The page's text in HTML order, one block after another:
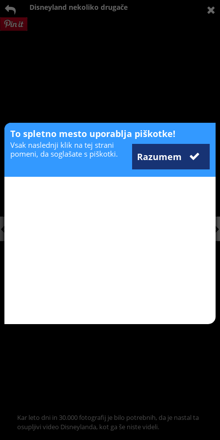
Disneyland nekoliko drugače
Kar leto dni in 30.000 fotografij je bilo potrebnih, da je nastal ta
osupljivi video Disneylanda, kot ga še niste videli.
To spletno mesto uporablja piškotke!
Razumem
Vsak naslednji klik na tej strani
pomeni, da soglašate s piškotki.